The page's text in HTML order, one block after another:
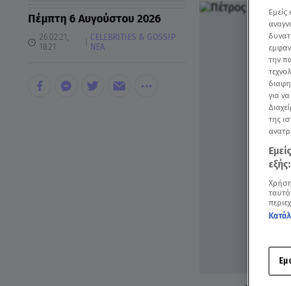
Πέμπτη 6 Αυγούστου 2026
26.02.21,
18:21
CELEBRITIES & GOSSIP
ΝΕΑ
Εμείς
την
για
της
εξής: